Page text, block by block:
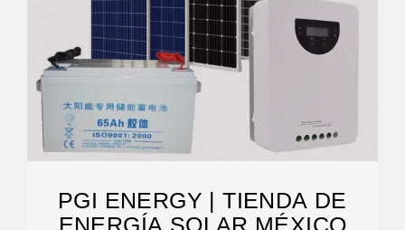
PGI ENERGY | TIENDA DE
ENERGÍA SOLAR MÉXICO